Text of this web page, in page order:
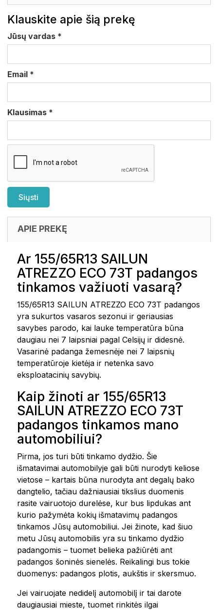
Klauskite apie šią prekę
Jūsų vardas *
Email *
Klausimas *
APIE PREKĘ
Ar 155/65R13 SAILUN
ATREZZO ECO 73T padangos
tinkamos važiuoti vasarą?
155/65R13 SAILUN ATREZZO ECO 73T padangos
yra sukurtos vasaros sezonui ir geriausias
savybes parodo, kai lauke temperatūra būna
daugiau nei 7 laipsniai pagal Celsijų ir didesnė.
Vasarinė padanga žemesnėje nei 7 laipsnių
temperatūroje kietėja ir netenka savo
eksploatacinių savybių.
Kaip žinoti ar 155/65R13
SAILUN ATREZZO ECO 73T
padangos tinkamos mano
automobiliui?
Pirma, jos turi būti tinkamo dydžio. Šie
išmatavimai automobilyje gali būti nurodyti keliose
vietose – kartais būna nurodyta ant degalų bako
dangtelio, tačiau dažniausiai tikslius duomenis
rasite vairuotojo durelėse, kur bus lipdukas ant
kurio pažymėta kokių išmatavimų padangos
tinkamos Jūsų automobiliui. Jei žinote, kad šiuo
metu Jūsų automobilis yra su tinkamo dydžio
padangomis – tuomet belieka pažiūrėti ant
padangos šoninės sienelės. Reikalingi bus tokie
duomenys: padangos plotis, aukštis ir skersmuo.
Jei vairuojate nedidelį automobilį ir tai darote
daugiausiai mieste, tuomet rinkitės ilgai